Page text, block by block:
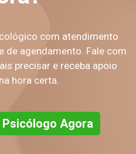
com atendimento
de agendamento. Fale com
precisar e receba apoio
hora certa.
Psicólogo Agora